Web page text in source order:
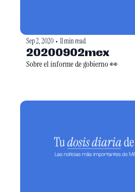
Sep 2, 2020 • 11 min read
20200902mex
Sobre el informe de gobierno 👀